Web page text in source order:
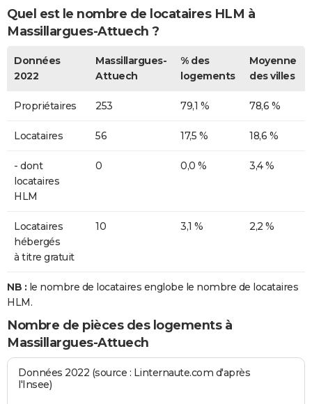
Quel est le nombre de locataires HLM à
Massillargues-Attuech ?
Données
2022
Massillargues-
Attuech
% des
logements
Moyenne
des villes
Propriétaires 253 79,1 % 78,6 %
Locataires 56 17,5 % 18,6 %
- dont
locataires
HLM
0 0,0 % 3,4 %
Locataires
hébergés
à titre gratuit
10 3,1 % 2,2 %
NB : le nombre de locataires englobe le nombre de locataires
HLM.
Nombre de pièces des logements à
Massillargues-Attuech
Données 2022 (source : Linternaute.com d'après
l'Insee)